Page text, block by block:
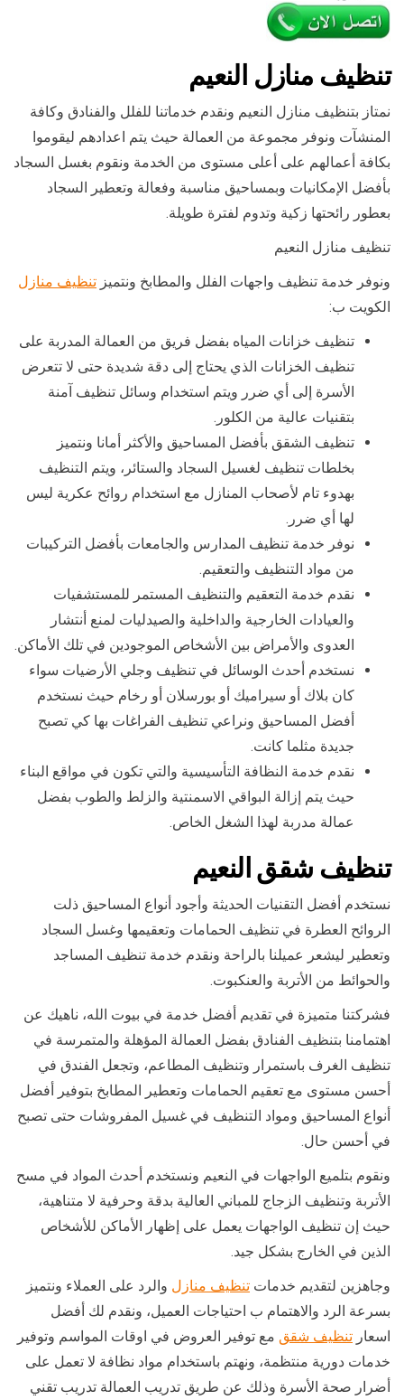
تنظيف منازل النعيم
نمتاز بتنظيف منازل النعيم ونقدم خدماتنا للفلل والفنادق وكافة
المنشآت ونوفر مجموعة من العمالة حيث يتم اعدادهم ليقوموا
بكافة أعمالهم على أعلى مستوى من الخدمة ونقوم بغسل السجاد
بأفضل الإمكانيات وبمساحيق مناسبة وفعالة وتعطير السجاد
بعطور رائحتها زكية وتدوم لفترة طويلة.
تنظيف منازل النعيم
ونوفر خدمة تنظيف واجهات الفلل والمطابخ ونتميز تنظيف منازل
الكويت ب:
تنظيف خزانات المياه بفضل فريق من العمالة المدربة على
تنظيف الخزانات الذي يحتاج إلى دقة شديدة حتى لا تتعرض
الأسرة إلى أي ضرر ويتم استخدام وسائل تنظيف آمنة
بتقنيات عالية من الكلور.
تنظيف الشقق بأفضل المساحيق والأكثر أمانا ونتميز
بخلطات تنظيف لغسيل السجاد والستائر، ويتم التنظيف
بهدوء تام لأصحاب المنازل مع استخدام روائح عكرية ليس
لها أي ضرر.
نوفر خدمة تنظيف المدارس والجامعات بأفضل التركيبات
من مواد التنظيف والتعقيم.
نقدم خدمة التعقيم والتنظيف المستمر للمستشفيات
والعيادات الخارجية والداخلية والصيدليات لمنع أنتشار
العدوى والأمراض بين الأشخاص الموجودين في تلك الأماكن.
نستخدم أحدث الوسائل في تنظيف وجلي الأرضيات سواء
كان بلاك أو سيراميك أو بورسلان أو رخام حيث نستخدم
أفضل المساحيق ونراعي تنظيف الفراغات بها كي تصبح
جديدة مثلما كانت.
نقدم خدمة النظافة التأسيسية والتي تكون في مواقع البناء
حيث يتم إزالة البواقي الاسمنتية والزلط والطوب بفضل
عمالة مدربة لهذا الشغل الخاص.
تنظيف شقق النعيم
نستخدم أفضل التقنيات الحديثة وأجود أنواع المساحيق ذلت
الروائح العطرة في تنظيف الحمامات وتعقيمها وغسل السجاد
وتعطير ليشعر عميلنا بالراحة ونقدم خدمة تنظيف المساجد
والحوائط من الأتربة والعنكبوت.
فشركتنا متميزة في تقديم أفضل خدمة في بيوت الله، ناهيك عن
اهتمامنا بتنظيف الفنادق بفضل العمالة المؤهلة والمتمرسة في
تنظيف الغرف باستمرار وتنظيف المطاعم، وتجعل الفندق في
أحسن مستوى مع تعقيم الحمامات وتعطير المطابخ بتوفير أفضل
أنواع المساحيق ومواد التنظيف في غسيل المفروشات حتى تصبح
في أحسن حال.
ونقوم بتلميع الواجهات في النعيم ونستخدم أحدث المواد في مسح
الأتربة وتنظيف الزجاج للمباني العالية بدقة وحرفية لا متناهية،
حيث إن تنظيف الواجهات يعمل على إظهار الأماكن للأشخاص
الذين في الخارج بشكل جيد.
وجاهزين لتقديم خدمات تنظيف منازل والرد على العملاء ونتميز
بسرعة الرد والاهتمام ب احتياجات العميل، ونقدم لك أفضل
اسعار تنظيف شقق مع توفير العروض في اوقات المواسم وتوفير
خدمات دورية منتظمة، ونهتم باستخدام مواد نظافة لا تعمل على
أضرار صحة الأسرة وذلك عن طريق تدريب العمالة تدريب تقني